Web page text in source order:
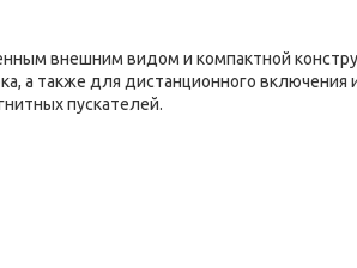
внешним видом и компактной
а также для дистанционного
пускателей.